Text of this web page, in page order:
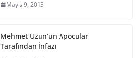
Mayıs 9, 2013
Mehmet Uzun’un Apocular
Tarafından İnfazı